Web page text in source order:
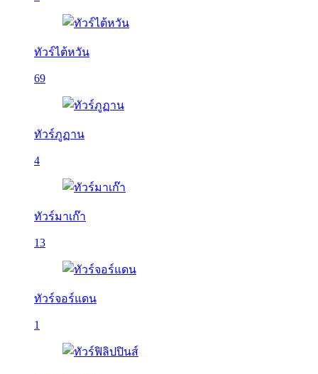
ทัวร์ไต้หวัน
69
ทัวร์ภูฏาน
4
ทัวร์มาเก๊า
13
ทัวร์จอร์แดน
1